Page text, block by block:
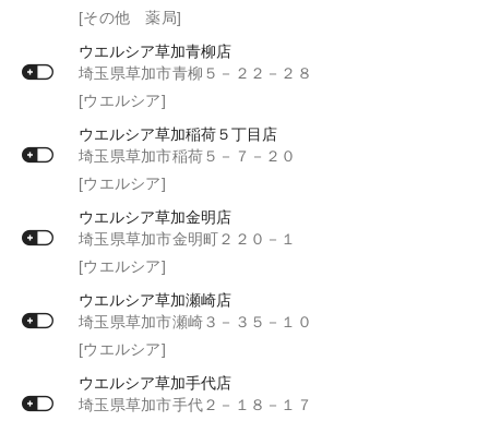
[その他 薬局]
ウエルシア草加青柳店
埼玉県草加市青柳５－２２－２８
[ウエルシア]
ウエルシア草加稲荷５丁目店
埼玉県草加市稲荷５－７－２０
[ウエルシア]
ウエルシア草加金明店
埼玉県草加市金明町２２０－１
[ウエルシア]
ウエルシア草加瀬崎店
埼玉県草加市瀬崎３－３５－１０
[ウエルシア]
ウエルシア草加手代店
埼玉県草加市手代２－１８－１７